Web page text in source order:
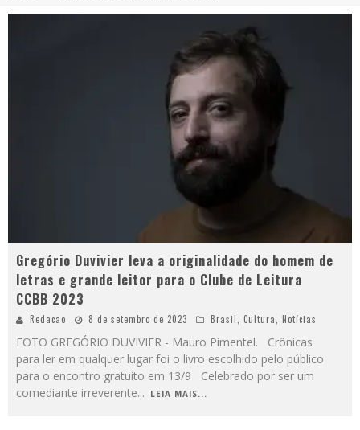
Gregório Duvivier leva a originalidade do homem de
letras e grande leitor para o Clube de Leitura
CCBB 2023
Redacao 8 de setembro de 2023 Brasil, Cultura, Notícias
FOTO GREGÓRIO DUVIVIER - Mauro Pimentel. Crônicas
para ler em qualquer lugar foi o livro escolhido pelo público
para o encontro gratuito em 13/9 Celebrado por ser um
comediante irreverente... LEIA MAIS...